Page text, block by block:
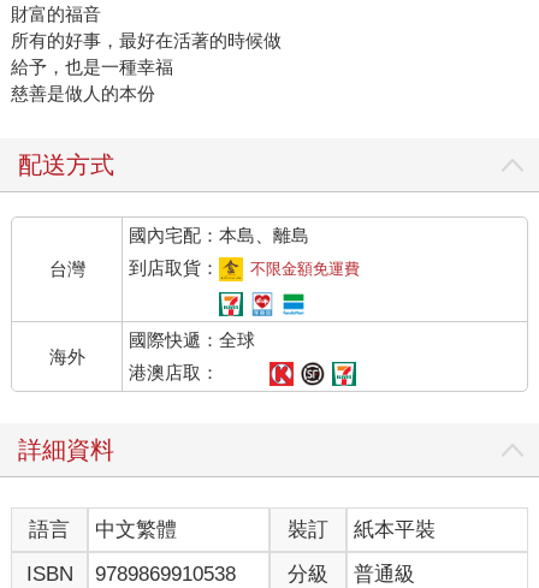
財富的福音
所有的好事，最好在活著的時候做
給予，也是一種幸福
慈善是做人的本份
配送方式
台灣
國內宅配：本島、離島
到店取貨：
不限金額免運費
海外
國際快遞：全球
港澳店取：
詳細資料
語言 中文繁體 裝訂
紙本平裝
ISBN
9789869910538 分級 普通級